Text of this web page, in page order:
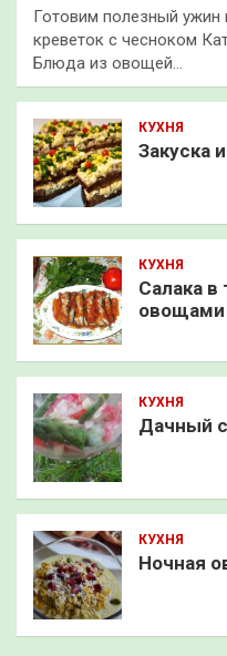
Готовим полезный ужин
креветок с чесноком
Блюда из овощей…
КУХНЯ
Закуска
КУХНЯ
Салака в
овощами
КУХНЯ
Дачный
КУХНЯ
Ночная